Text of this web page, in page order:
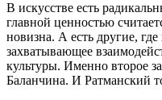
В искусстве есть
главной ценностью
новизна. А есть другие,
захватывающее
культуры. Именно второе
Баланчина. И Ратманский